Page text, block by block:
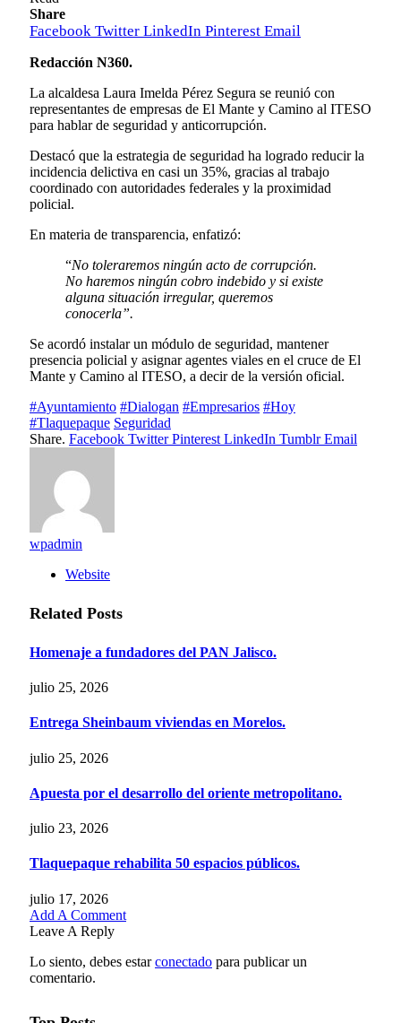
Share
Facebook Twitter LinkedIn Pinterest Email
Redacción N360.
La alcaldesa Laura Imelda Pérez Segura se reunió con
representantes de empresas de El Mante y Camino al ITESO
para hablar de seguridad y anticorrupción.
Destacó que la estrategia de seguridad ha logrado reducir la
incidencia delictiva en casi un 35%, gracias al trabajo
coordinado con autoridades federales y la proximidad
policial.
En materia de transparencia, enfatizó:
“No toleraremos ningún acto de corrupción.
No haremos ningún cobro indebido y si existe
alguna situación irregular, queremos
conocerla”.
Se acordó instalar un módulo de seguridad, mantener
presencia policial y asignar agentes viales en el cruce de El
Mante y Camino al ITESO, a decir de la versión oficial.
#Ayuntamiento #Dialogan #Empresarios #Hoy
#Tlaquepaque Seguridad
Share. Facebook Twitter Pinterest LinkedIn Tumblr Email
wpadmin
Website
Related Posts
Homenaje a fundadores del PAN Jalisco.
julio 25, 2026
Entrega Sheinbaum viviendas en Morelos.
julio 25, 2026
Apuesta por el desarrollo del oriente metropolitano.
julio 23, 2026
Tlaquepaque rehabilita 50 espacios públicos.
julio 17, 2026
Add A Comment
Leave A Reply
Lo siento, debes estarconectado para publicar un
comentario.